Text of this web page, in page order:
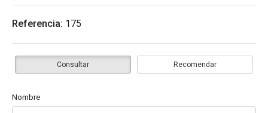
Referencia: 175
Consultar Recomendar
Nombre